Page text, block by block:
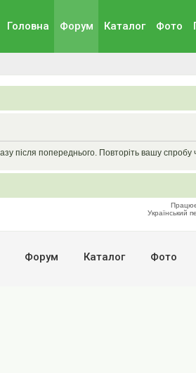
Головна Форум Каталог Фото
після попереднього. Повторіть вашу спробу
Український
Форум Каталог Фото